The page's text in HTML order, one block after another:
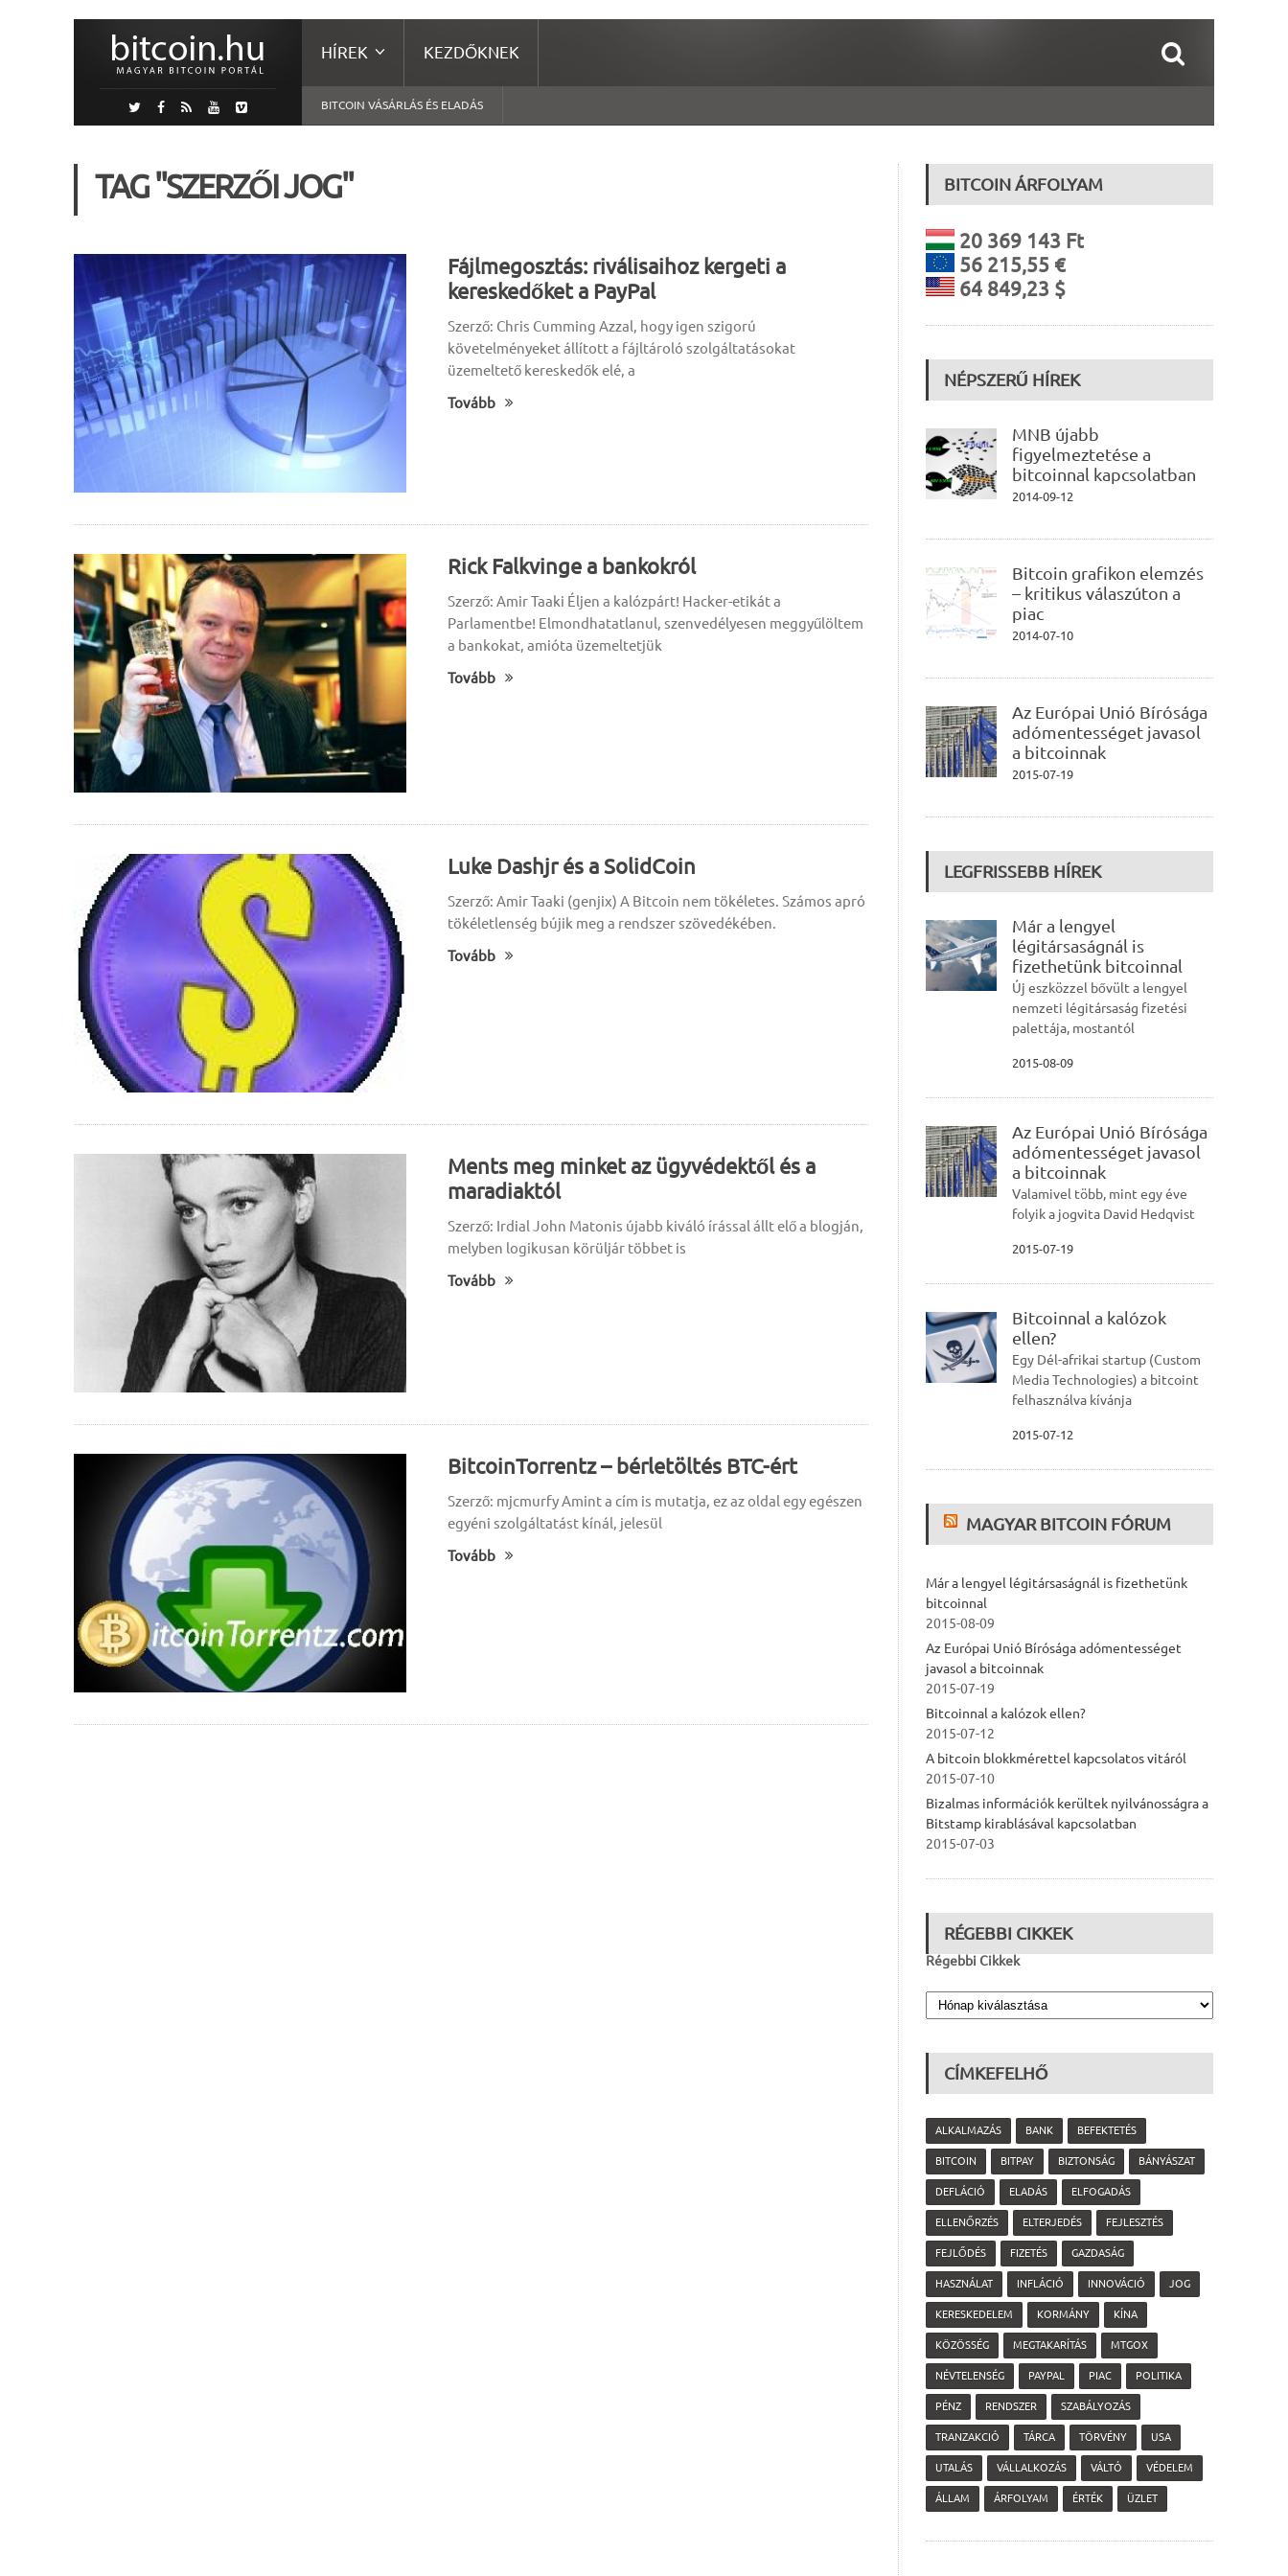
HÍREK KEZDŐKNEK
BITCOIN VÁSÁRLÁS ÉS ELADÁS
TAG "SZERZŐI JOG"
Fájlmegosztás: riválisaihoz kergeti a
kereskedőket a PayPal
Szerző: Chris Cumming Azzal, hogy igen szigorú
követelményeket állított a fájltároló szolgáltatásokat
üzemeltető kereskedők elé, a
Tovább
Rick Falkvinge a bankokról
Szerző: Amir Taaki Éljen a kalózpárt! Hacker-etikát a
Parlamentbe! Elmondhatatlanul, szenvedélyesen meggyűlöltem
a bankokat, amióta üzemeltetjük
Tovább
Luke Dashjr és a SolidCoin
Szerző: Amir Taaki (genjix) A Bitcoin nem tökéletes. Számos apró
tökéletlenség bújik meg a rendszer szövedékében.
Tovább
Ments meg minket az ügyvédektől és a
maradiaktól
Szerző: Irdial John Matonis újabb kiváló írással állt elő a blogján,
melyben logikusan körüljár többet is
Tovább
BitcoinTorrentz – bérletöltés BTC-ért
Szerző: mjcmurfy Amint a cím is mutatja, ez az oldal egy egészen
egyéni szolgáltatást kínál, jelesül
Tovább
BITCOIN ÁRFOLYAM
20 369 143 Ft
56 215,55 €
64 849,23 $
NÉPSZERŰ HÍREK
MNB újabb
figyelmeztetése a
bitcoinnal kapcsolatban
2014-09-12
Bitcoin grafikon elemzés
– kritikus válaszúton a
piac
2014-07-10
Az Európai Unió Bírósága
adómentességet javasol
a bitcoinnak
2015-07-19
LEGFRISSEBB HÍREK
Már a lengyel
légitársaságnál is
fizethetünk bitcoinnal
Új eszközzel bővült a lengyel
nemzeti légitársaság fizetési
palettája, mostantól
2015-08-09
Az Európai Unió Bírósága
adómentességet javasol
a bitcoinnak
Valamivel több, mint egy éve
folyik a jogvita David Hedqvist
2015-07-19
Bitcoinnal a kalózok
ellen?
Egy Dél-afrikai startup (Custom
Media Technologies) a bitcoint
felhasználva kívánja
2015-07-12
MAGYAR BITCOIN FÓRUM
Már a lengyel légitársaságnál is fizethetünk
bitcoinnal
2015-08-09
Az Európai Unió Bírósága adómentességet
javasol a bitcoinnak
2015-07-19
Bitcoinnal a kalózok ellen?
2015-07-12
A bitcoin blokkmérettel kapcsolatos vitáról
2015-07-10
Bizalmas információk kerültek nyilvánosságra a
Bitstamp kirablásával kapcsolatban
2015-07-03
RÉGEBBI CIKKEK
Régebbi Cikkek
CÍMKEFELHŐ
ALKALMAZÁS BANK BEFEKTETÉS
BITCOIN BITPAY BIZTONSÁG BÁNYÁSZAT
DEFLÁCIÓ ELADÁS ELFOGADÁS
ELLENŐRZÉS ELTERJEDÉS FEJLESZTÉS
FEJLŐDÉS FIZETÉS GAZDASÁG
HASZNÁLAT INFLÁCIÓ INNOVÁCIÓ JOG
KERESKEDELEM KORMÁNY KÍNA
KÖZÖSSÉG MEGTAKARÍTÁS MTGOX
NÉVTELENSÉG PAYPAL PIAC POLITIKA
PÉNZ RENDSZER SZABÁLYOZÁS
TRANZAKCIÓ TÁRCA TÖRVÉNY USA
UTALÁS VÁLLALKOZÁS VÁLTÓ VÉDELEM
ÁLLAM ÁRFOLYAM ÉRTÉK ÜZLET